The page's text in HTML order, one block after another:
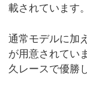
載されています。
通常モデルに加
が用意されてい
久レースで優勝